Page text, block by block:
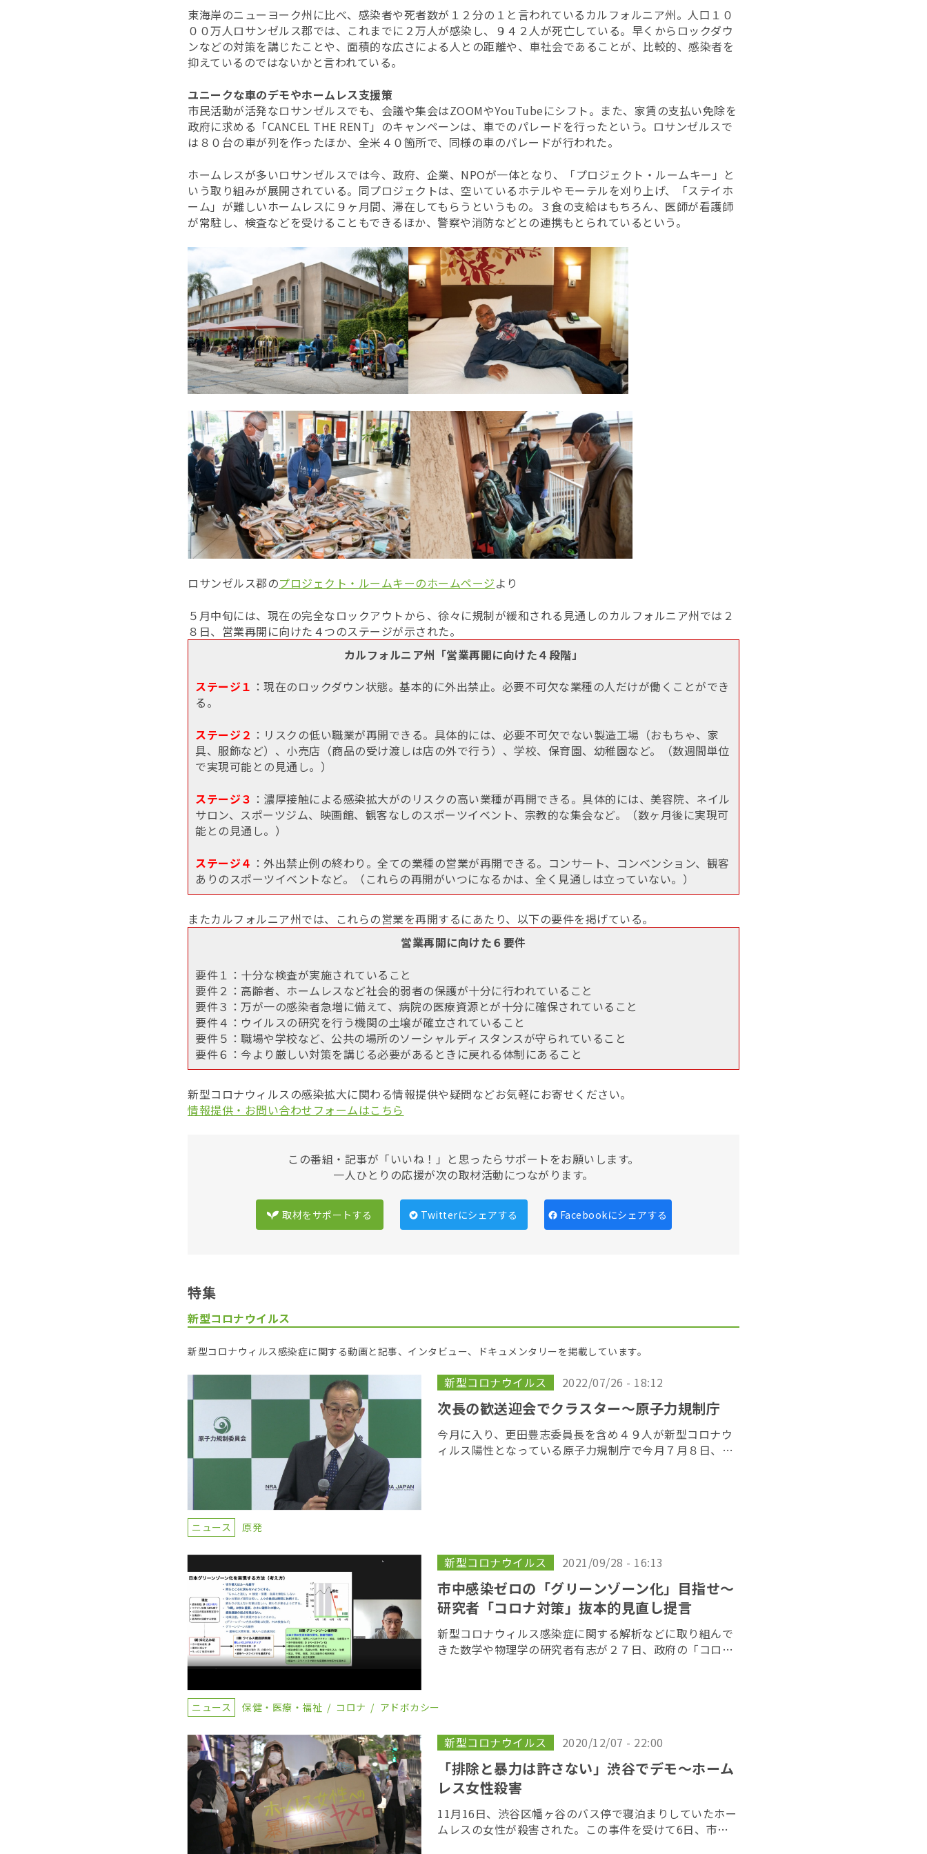
東海岸のニューヨーク州に比べ、感染者や死者数が１２分の１と言われているカルフォルニア州。人口１０
００万人ロサンゼルス郡では、これまでに２万人が感染し、９４２人が死亡している。早くからロックダウ
ンなどの対策を講じたことや、面積的な広さによる人との距離や、車社会であることが、比較的、感染者を
抑えているのではないかと言われている。
ユニークな車のデモやホームレス支援策
市民活動が活発なロサンゼルスでも、会議や集会はZOOMやYouTubeにシフト。また、家賃の支払い免除を
政府に求める「CANCEL THE RENT」のキャンペーンは、車でのパレードを行ったという。ロサンゼルスで
は８０台の車が列を作ったほか、全米４０箇所で、同様の車のパレードが行われた。
ホームレスが多いロサンゼルスでは今、政府、企業、NPOが一体となり、「プロジェクト・ルームキー」と
いう取り組みが展開されている。同プロジェクトは、空いているホテルやモーテルを刈り上げ、「ステイホ
ーム」が難しいホームレスに９ヶ月間、滞在してもらうというもの。３食の支給はもちろん、医師が看護師
が常駐し、検査などを受けることもできるほか、警察や消防などとの連携もとられているという。
ロサンゼルス郡のプロジェクト・ルームキーのホームページより
５月中旬には、現在の完全なロックアウトから、徐々に規制が緩和される見通しのカルフォルニア州では２
８日、営業再開に向けた４つのステージが示された。
カルフォルニア州「営業再開に向けた４段階」
ステージ１ ：現在のロックダウン状態。基本的に外出禁止。必要不可欠な業種の人だけが働くことができ
る。
ステージ２ ：リスクの低い職業が再開できる。具体的には、必要不可欠でない製造工場（おもちゃ、家
具、服飾など）、小売店（商品の受け渡しは店の外で行う）、学校、保育園、幼稚園など。（数週間単位
で実現可能との見通し。）
ステージ３ ：濃厚接触による感染拡大がのリスクの高い業種が再開できる。具体的には、美容院、ネイル
サロン、スポーツジム、映画館、観客なしのスポーツイベント、宗教的な集会など。（数ヶ月後に実現可
能との見通し。）
ステージ４ ：外出禁止例の終わり。全ての業種の営業が再開できる。コンサート、コンベンション、観客
ありのスポーツイベントなど。（これらの再開がいつになるかは、全く見通しは立っていない。）
またカルフォルニア州では、これらの営業を再開するにあたり、以下の要件を掲げている。
営業再開に向けた６要件
要件１：十分な検査が実施されていること
要件２：高齢者、ホームレスなど社会的弱者の保護が十分に行われていること
要件３：万が一の感染者急増に備えて、病院の医療資源とが十分に確保されていること
要件４：ウイルスの研究を行う機関の土壌が確立されていること
要件５：職場や学校など、公共の場所のソーシャルディスタンスが守られていること
要件６：今より厳しい対策を講じる必要があるときに戻れる体制にあること
新型コロナウィルスの感染拡大に関わる情報提供や疑問などお気軽にお寄せください。
情報提供・お問い合わせフォームはこちら
この番組・記事が「いいね！」と思ったらサポートをお願いします。
一人ひとりの応援が次の取材活動につながります。
取材をサポートする Twitterにシェアする Facebookにシェアする
特集
新型コロナウイルス
新型コロナウィルス感染症に関する動画と記事、インタビュー、ドキュメンタリーを掲載しています。
新型コロナウイルス 2022/07/26 - 18:12
次長の歓送迎会でクラスター〜原子力規制庁
今月に入り、更田豊志委員長を含め４９人が新型コロナウ
ィルス陽性となっている原子力規制庁で今月７月８日、東
ニュース 原発
新型コロナウイルス 2021/09/28 - 16:13
市中感染ゼロの「グリーンゾーン化」目指せ〜
研究者「コロナ対策」抜本的見直し提言
新型コロナウィルス感染症に関する解析などに取り組んで
きた数学や物理学の研究者有志が２７日、政府の「コロナ
ニュース 保健・医療・福祉 コロナ アドボカシー
新型コロナウイルス 2020/12/07 - 22:00
「排除と暴力は許さない」渋谷でデモ〜ホーム
レス女性殺害
11月16日、渋谷区幡ヶ谷のバス停で寝泊まりしていたホー
ムレスの女性が殺害された。この事件を受けて6日、市民